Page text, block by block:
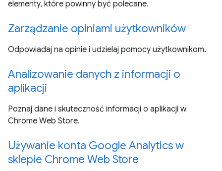
elementy, które powinny być polecane.
Zarządzanie opiniami użytkowników
Odpowiadaj na opinie i udzielaj pomocy użytkownikom.
Analizowanie danych z informacji o
aplikacji
Poznaj dane i skuteczność informacji o aplikacji w
Chrome Web Store.
Używanie konta Google Analytics w
sklepie Chrome Web Store